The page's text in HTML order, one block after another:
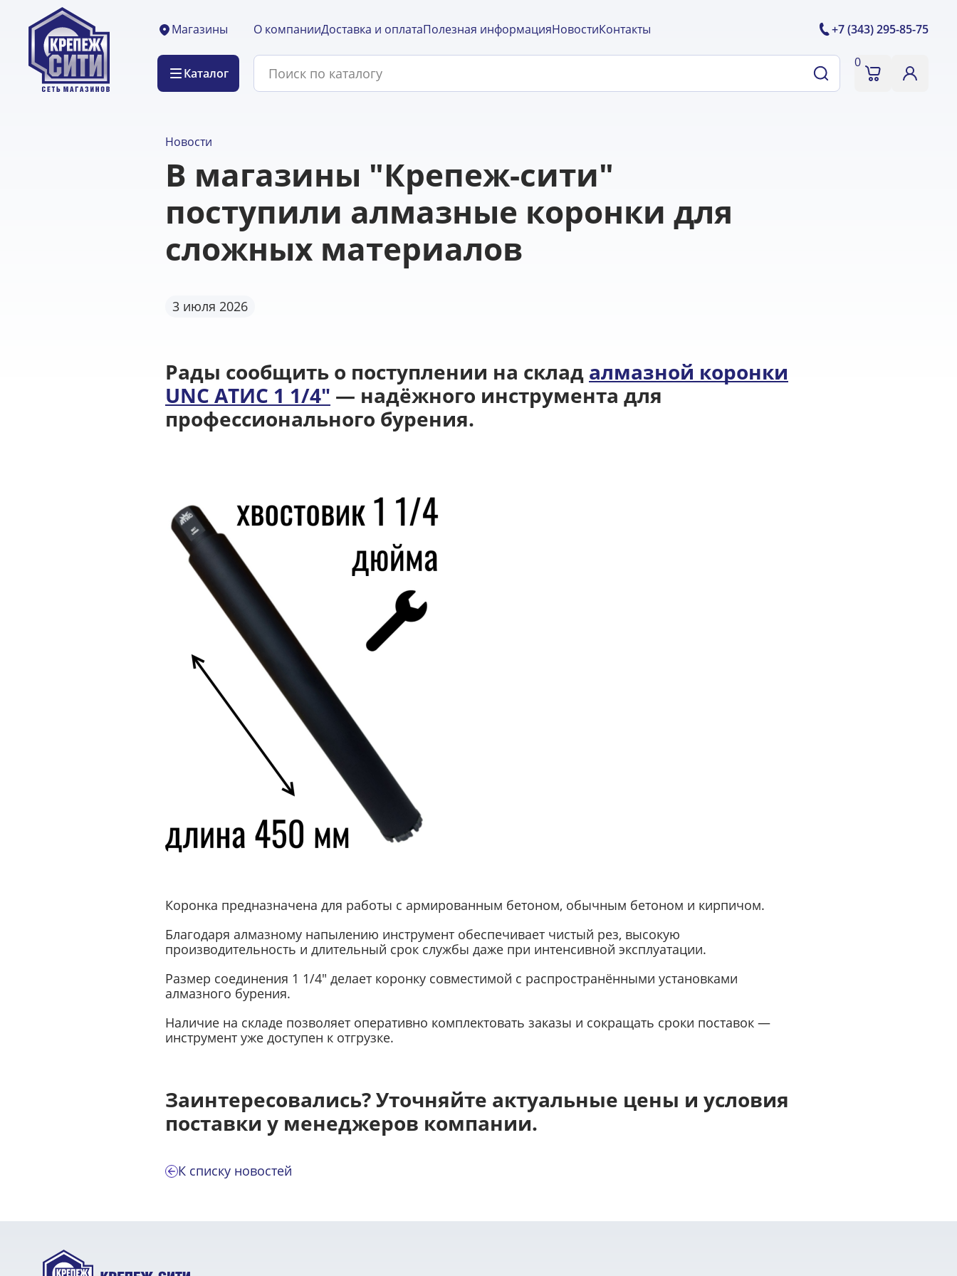
Магазины
Каталог
О компанииДоставка и оплатаПолезная информацияНовостиКонтакты +7 (343) 295-85-75
0
Новости
В магазины "Крепеж-сити"
поступили алмазные коронки для
сложных материалов
3 июля 2026
Рады сообщить о поступлении на склад алмазной коронки
UNC АТИС 1 1/4" — надёжного инструмента для
профессионального бурения.
Коронка предназначена для работы с армированным бетоном, обычным бетоном и кирпичом.
Благодаря алмазному напылению инструмент обеспечивает чистый рез, высокую
производительность и длительный срок службы даже при интенсивной эксплуатации.
Размер соединения 1 1/4" делает коронку совместимой с распространёнными установками
алмазного бурения.
Наличие на складе позволяет оперативно комплектовать заказы и сокращать сроки поставок —
инструмент уже доступен к отгрузке.
Заинтересовались? Уточняйте актуальные цены и условия
поставки у менеджеров компании.
К списку новостей